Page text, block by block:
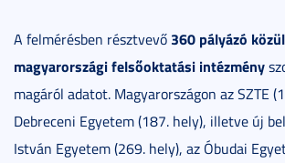
A felmérésben résztvevő 360 pályázó
magyarországi felsőoktatási intézmény
magáról adatot. Magyarországon az SZTE
Debreceni Egyetem (187. hely), illetve új
István Egyetem (269. hely), az Óbudai